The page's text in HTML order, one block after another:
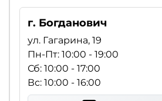
г. Богданович
ул. Гагарина, 19
Пн-Пт: 10:00 - 19:00
Сб: 10:00 - 17:00
Вс: 10:00 - 16:00